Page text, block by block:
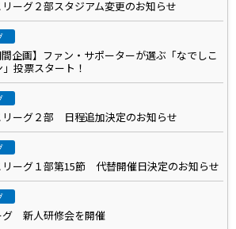
ーグ２部スタジアム変更のお知らせ
間企画】ファン・サポーターが選ぶ「なでしこ
投票スタート！
リーグ２部 日程追加決定のお知らせ
リーグ１部第15節 代替開催日決定のお知らせ
グ 新人研修会を開催